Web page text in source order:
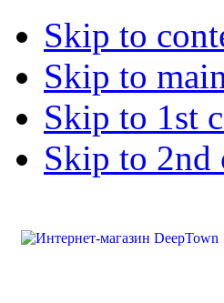
Skip to
Skip to
Skip to 1st
Skip to 2nd